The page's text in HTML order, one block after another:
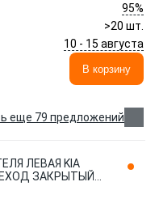
95%
>20 шт.
10 - 15 августа
В корзину
еще 79 предложений
ЛЕВАЯ KIA
ЗАКРЫТЫЙ